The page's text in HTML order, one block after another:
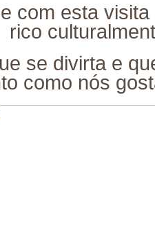
com esta
rico
se divirta e
como nós